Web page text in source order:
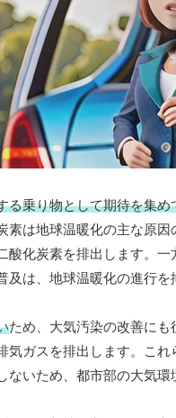
る乗り物として期待を集め
素は地球温暖化の主な原
酸化炭素を排出します。
は、地球温暖化の進行を
ため、大気汚染の改善に
ガスを排出します。こ
いため、都市部の大気